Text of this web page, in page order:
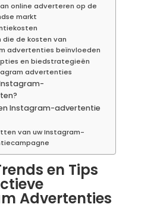
online adverteren op de
markt
die de kosten van
advertenties beïnvloeden
en biedstrategieën
advertenties
Instagram-advertentie
van uw Instagram-
en Tips
Advertenties